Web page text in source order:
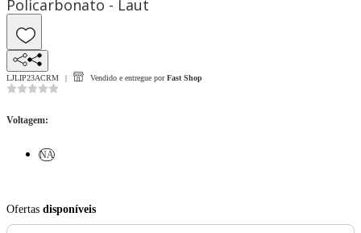
Policarbonato - Laut
LJLIP23ACRM Vendido e entregue por Fast Shop
Voltagem:
NA
Ofertas disponíveis